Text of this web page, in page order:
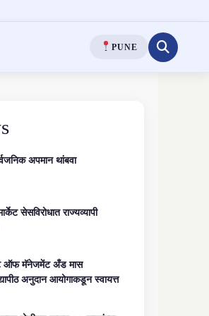
PUNE
अपमान थांबवा
सेसविरोधात राज्यव्यापी
ऑफ मॅनेजमेंट अँड मास
अनुदान आयोगाकडून स्वायत्त